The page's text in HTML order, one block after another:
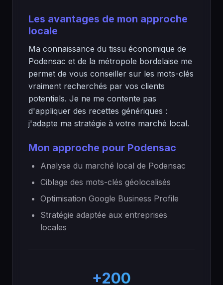
Les avantages de mon approche
locale
Ma connaissance du tissu économique de
Podensac et de la métropole bordelaise me
permet de vous conseiller sur les mots-clés
vraiment recherchés par vos clients
potentiels. Je ne me contente pas
d'appliquer des recettes génériques :
j'adapte ma stratégie à votre marché local.
Mon approche pour Podensac
Analyse du marché local de Podensac
Ciblage des mots-clés géolocalisés
Optimisation Google Business Profile
Stratégie adaptée aux entreprises
locales
+200